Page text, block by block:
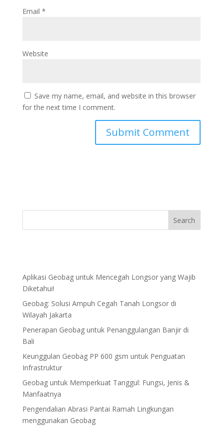
Email *
Website
Save my name, email, and website in this browser
for the next time I comment.
Aplikasi Geobag untuk Mencegah Longsor yang Wajib
Diketahui!
Geobag: Solusi Ampuh Cegah Tanah Longsor di
Wilayah Jakarta
Penerapan Geobag untuk Penanggulangan Banjir di
Bali
Keunggulan Geobag PP 600 gsm untuk Penguatan
Infrastruktur
Geobag untuk Memperkuat Tanggul: Fungsi, Jenis &
Manfaatnya
Pengendalian Abrasi Pantai Ramah Lingkungan
menggunakan Geobag